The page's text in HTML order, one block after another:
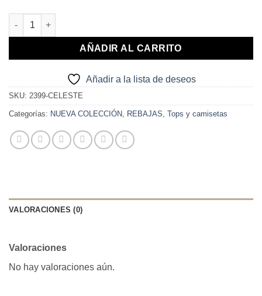
BÁSICA CUELLO PICO CELESTE cantidad
AÑADIR AL CARRITO
Añadir a la lista de deseos
SKU: 2399-CELESTE
Categorías: NUEVA COLECCIÓN REBAJAS Tops y camisetas
VALORACIONES (0)
Valoraciones
No hay valoraciones aún.